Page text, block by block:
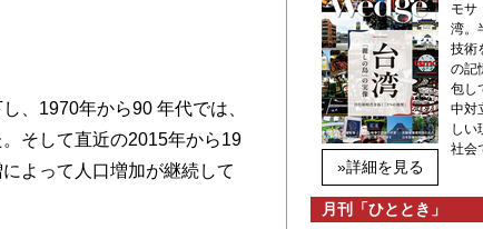
、1970年から90 年代では、
そして直近の2015年から19
よって人口増加が継続して
»詳細を見る
モサ
湾。
技術
の記
包し
中対
しい
社会
月刊「ひととき」